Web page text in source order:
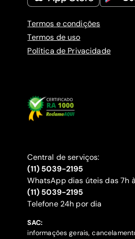
Termos e condições
Termos de uso
Política de Privacidade
Central de serviços:
(11) 5039-2195
WhatsApp dias úteis das 7h
(11) 5039-2195
‍Telefone 24h por dia
SAC:
informações gerais,